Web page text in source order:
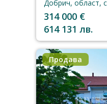
314 000 €
614 131 лв.
Продава